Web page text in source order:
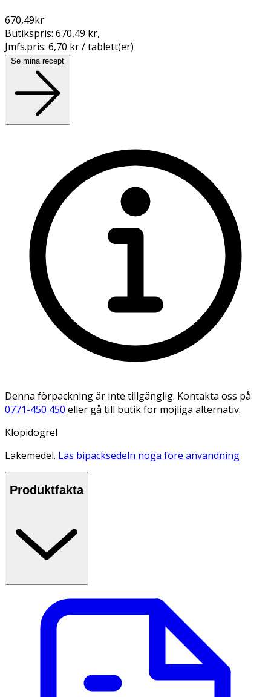
670,49kr
Butikspris: 670,49 kr,
Jmfs.pris: 6,70 kr / tablett(er)
Se mina recept
Denna förpackning är inte tillgänglig. Kontakta oss på
0771-450 450 eller gå till butik för möjliga alternativ.
Klopidogrel
Läkemedel. Läs bipacksedeln noga före användning
Produktfakta